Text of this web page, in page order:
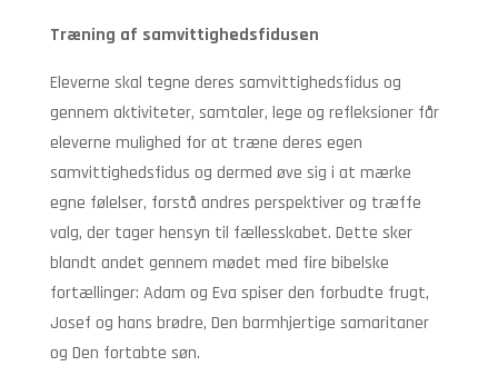
Træning af samvittighedsfidusen
Eleverne skal tegne deres samvittighedsfidus og
gennem aktiviteter, samtaler, lege og refleksioner får
eleverne mulighed for at træne deres egen
samvittighedsfidus og dermed øve sig i at mærke
egne følelser, forstå andres perspektiver og træffe
valg, der tager hensyn til fællesskabet. Dette sker
blandt andet gennem mødet med fire bibelske
fortællinger: Adam og Eva spiser den forbudte frugt,
Josef og hans brødre, Den barmhjertige samaritaner
og Den fortabte søn.